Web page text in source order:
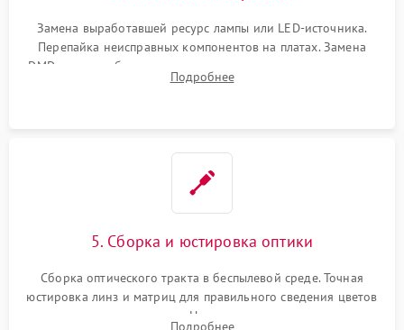
Замена выработавшей ресурс лампы или LED-источника.
Перепайка неисправных компонентов на платах. Замена
DMD-чипа при битых пикселях, установка нового цветового
колеса или восстановление сгоревших поляризационных
Подробнее
5. Сборка и юстировка оптики
Сборка оптического тракта в беспылевой среде. Точная
юстировка линз и матриц для правильного сведения цветов
и устранения размытия. Надежное подключение всех
Подробнее